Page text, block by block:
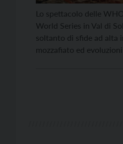
Lo spettacolo delle
World Series in Val di
soltanto di sfide ad alta
mozzafiato ed